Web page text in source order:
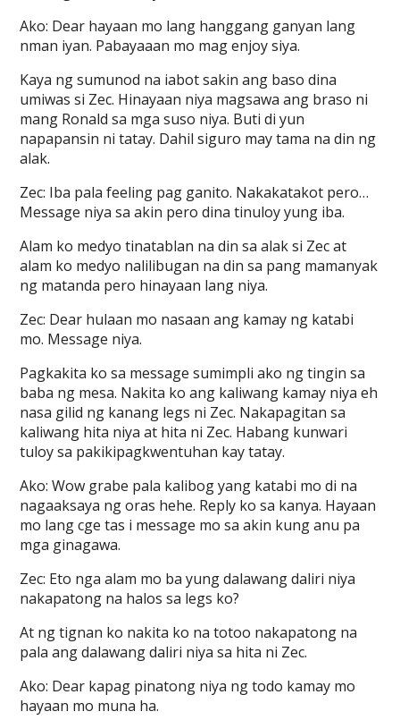
Ako: Dear hayaan mo lang hanggang ganyan lang
nman iyan. Pabayaaan mo mag enjoy siya.
Kaya ng sumunod na iabot sakin ang baso dina
umiwas si Zec. Hinayaan niya magsawa ang braso ni
mang Ronald sa mga suso niya. Buti di yun
napapansin ni tatay. Dahil siguro may tama na din ng
alak.
Zec: Iba pala feeling pag ganito. Nakakatakot pero…
Message niya sa akin pero dina tinuloy yung iba.
Alam ko medyo tinatablan na din sa alak si Zec at
alam ko medyo nalilibugan na din sa pang mamanyak
ng matanda pero hinayaan lang niya.
Zec: Dear hulaan mo nasaan ang kamay ng katabi
mo. Message niya.
Pagkakita ko sa message sumimpli ako ng tingin sa
baba ng mesa. Nakita ko ang kaliwang kamay niya eh
nasa gilid ng kanang legs ni Zec. Nakapagitan sa
kaliwang hita niya at hita ni Zec. Habang kunwari
tuloy sa pakikipagkwentuhan kay tatay.
Ako: Wow grabe pala kalibog yang katabi mo di na
nagaaksaya ng oras hehe. Reply ko sa kanya. Hayaan
mo lang cge tas i message mo sa akin kung anu pa
mga ginagawa.
Zec: Eto nga alam mo ba yung dalawang daliri niya
nakapatong na halos sa legs ko?
At ng tignan ko nakita ko na totoo nakapatong na
pala ang dalawang daliri niya sa hita ni Zec.
Ako: Dear kapag pinatong niya ng todo kamay mo
hayaan mo muna ha.